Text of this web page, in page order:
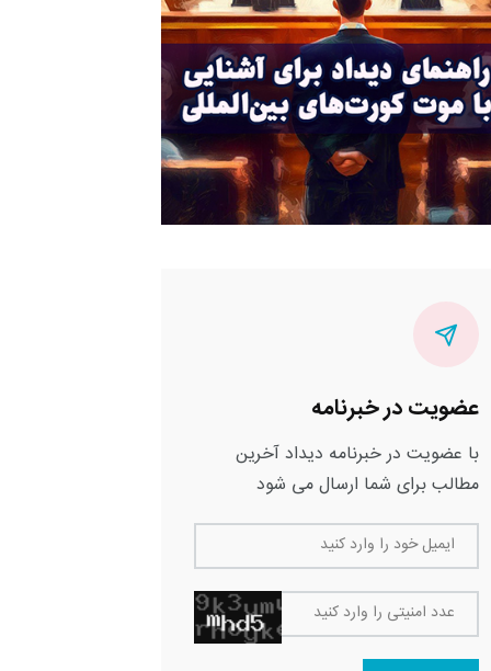
عضویت در خبرنامه
با عضویت در خبرنامه دیداد آخرین
مطالب برای شما ارسال می شود
ایمیل خود را وارد کنید
عدد امنیتی را وارد کنید